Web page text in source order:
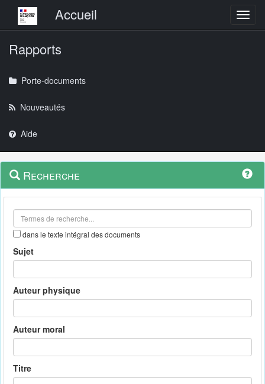
Menu principalAccueil
Rapports
Porte-documents
Nouveautés
Aide
Navigation
outils
Menu
contextuel
Recherche
dans le texte intégral des documents
Sujet
Auteur physique
Auteur moral
Titre